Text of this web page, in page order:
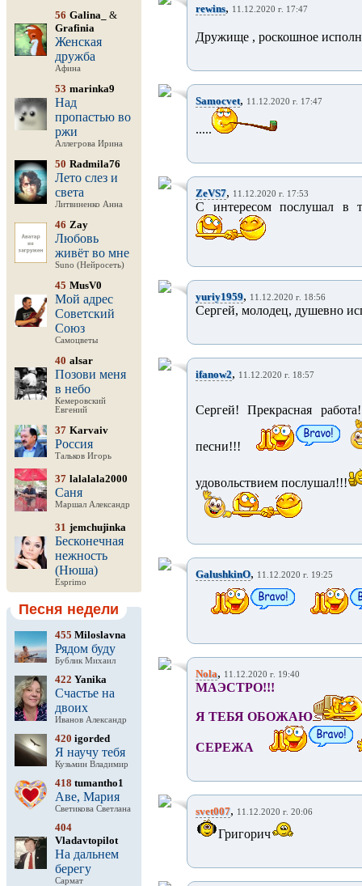
56 Galina_
&
Grafinia
Женская
дружба
Афина
53 marinka9
Над
пропастью во
ржи
Аллегрова Ирина
50 Radmila76
Лето слез и
света
Литвиненко Анна
46 Zay
Любовь
живёт во мне
Suno (Нейросеть)
45 MusV0
Мой адрес
Советский
Союз
Самоцветы
40 alsar
Позови меня
в небо
Кемеровский
Евгений
37 Karvaiv
Россия
Тальков Игорь
37 lalalala2000
Саня
Маршал Александр
31 jemchujinka
Бесконечная
нежность
(Нюша)
Esprimo
Песня недели
455 Miloslavna
Рядом буду
Бублик Михаил
422 Yanika
Счастье на
двоих
Иванов Александр
420 igorded
Я научу тебя
Кузьмин Владимир
418 tumantho1
Аве, Мария
Светикова Светлана
404
Vladavtopilot
На дальнем
берегу
Сармат
rewins, 11.12.2020 г. 17:47
Дружище , роскошное
Samocvet, 11.12.2020 г. 17:47
.....
ZeVS7, 11.12.2020 г. 17:53
С интересом послушал в
yuriy1959, 11.12.2020 г. 18:56
Сергей, молодец, душевно
ifanow2, 11.12.2020 г. 18:57
Сергей! Прекрасная
песни!!!
удовольствием послушал!!!
GalushkinO, 11.12.2020 г. 19:25
Nola, 11.12.2020 г. 19:40
МАЭСТРО!!!
Я ТЕБЯ ОБОЖАЮ
СЕРЕЖА
svet007, 11.12.2020 г. 20:06
Григорич